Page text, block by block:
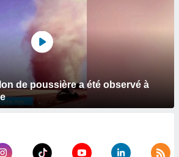
de poussière a été observé à